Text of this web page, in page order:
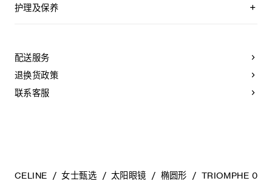
护理及保养
- 请用湿布和温和的肥皂清洁您的太阳镜，然后用干净的软布擦
干。
- 请勿使用溶剂（酒精、丙酮等） 或可能改变其特性的强效清
洁剂。
配送服务
退换货政策
联系客服
CELINE 女士甄选 太阳眼镜 椭圆形 TRIOMPHE 01太